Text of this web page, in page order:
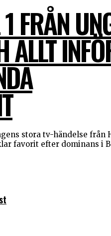
FRÅN
ALLT
stora tv-händelse från
favorit efter dominans i